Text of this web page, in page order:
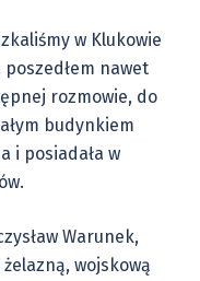
w Klukowie
nawet
rozmowie, do
budynkiem
i posiadała w
Warunek,
wojskową